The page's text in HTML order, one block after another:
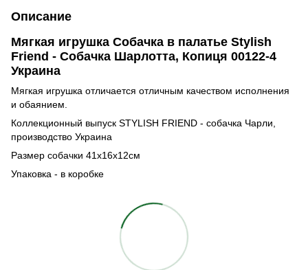
Описание
Мягкая игрушка Собачка в палатье Stylish
Friend - Собачка Шарлотта, Копиця 00122-4
Украина
Мягкая игрушка отличается отличным качеством исполнения
и обаянием.
Коллекционный выпуск STYLISH FRIEND - собачка Чарли,
производство Украина
Размер собачки 41x16x12см
Упаковка - в коробке